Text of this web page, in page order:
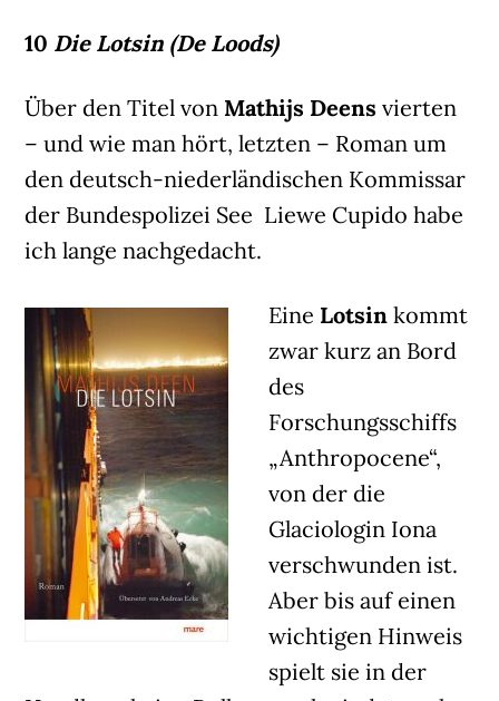
10 Die Lotsin (De Loods)
Über den Titel von Mathijs Deens vierten
– und wie man hört, letzten – Roman um
den deutsch-niederländischen Kommissar
der Bundespolizei See Liewe Cupido habe
ich lange nachgedacht.
Eine Lotsin kommt
zwar kurz an Bord
des
Forschungsschiffs
„Anthropocene“,
von der die
Glaciologin Iona
verschwunden ist.
Aber bis auf einen
wichtigen Hinweis
spielt sie in der